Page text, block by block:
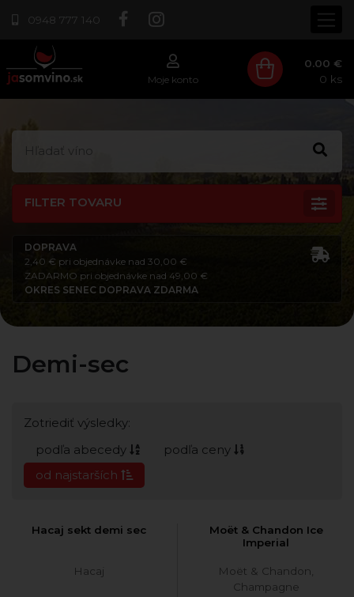
0948 777 140
Moje konto
0.00 €
0 ks
FILTER TOVARU
DOPRAVA
2,40 € pri objednávke nad 30,00 €
ZADARMO pri objednávke nad 49,00 €
OKRES SENEC DOPRAVA ZDARMA
Demi-sec
Zotriediť výsledky:
podľa abecedy
podľa ceny
od najstarších
Hacaj sekt demi sec
Hacaj
Moët & Chandon Ice
Imperial
Moët & Chandon,
Champagne